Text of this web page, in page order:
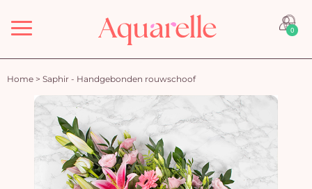
Menu 0
Home > Saphir - Handgebonden rouwschoof